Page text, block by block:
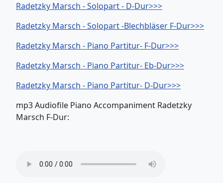
Radetzky Marsch - Solopart - D-Dur>>>
Radetzky Marsch - Solopart -Blechbläser F-Dur>>>
Radetzky Marsch - Piano Partitur- F-Dur>>>
Radetzky Marsch - Piano Partitur- Eb-Dur>>>
Radetzky Marsch - Piano Partitur- D-Dur>>>
mp3 Audiofile Piano Accompaniment Radetzky
Marsch F-Dur: